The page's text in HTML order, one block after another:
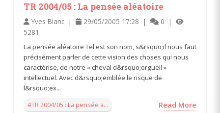
TR 2004/05 : La pensée aléatoire
Yves Blanc | 29/05/2005 17:28 |
0 |
5281
La pensée aléatoire Tel est son nom, s&rsquo;il nous faut
précisément parler de cette vision des choses qui nous
caractérise, de notre « cheval d&rsquo;orgueil »
intellectuel. Avec d&rsquo;emblée le risque de
l&rsquo;ex...
#TR 2004/05 : La pensée a...
Read More